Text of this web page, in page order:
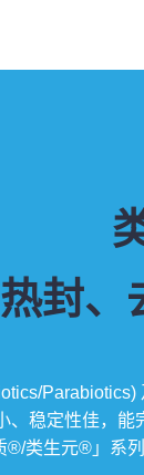
封
稳定性佳，
类生元®」系列